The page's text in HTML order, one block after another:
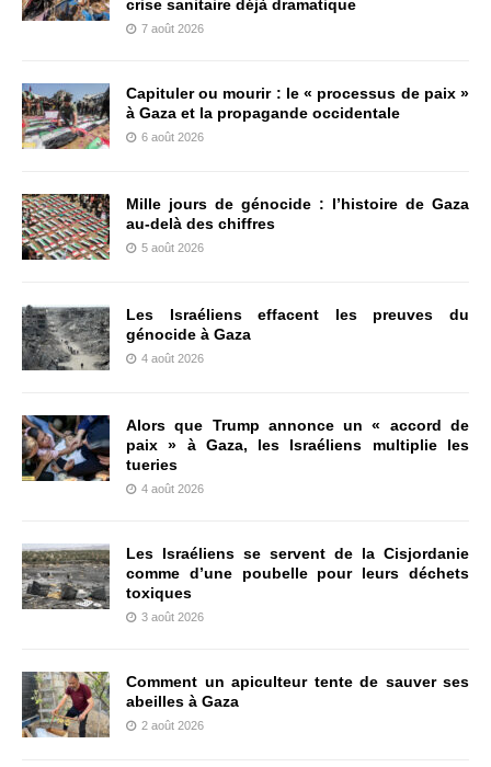
crise sanitaire déjà dramatique
7 août 2026
Capituler ou mourir : le « processus de paix »
à Gaza et la propagande occidentale
6 août 2026
Mille jours de génocide : l’histoire de Gaza
au-delà des chiffres
5 août 2026
Les Israéliens effacent les preuves du
génocide à Gaza
4 août 2026
Alors que Trump annonce un « accord de
paix » à Gaza, les Israéliens multiplie les
tueries
4 août 2026
Les Israéliens se servent de la Cisjordanie
comme d’une poubelle pour leurs déchets
toxiques
3 août 2026
Comment un apiculteur tente de sauver ses
abeilles à Gaza
2 août 2026